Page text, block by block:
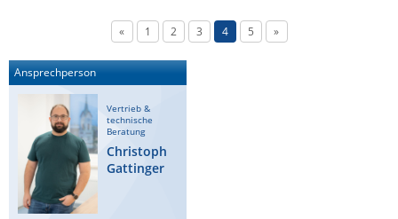
« 1 2 3 4 5 »
Ansprechperson
Vertrieb &
technische
Beratung
Christoph
Gattinger